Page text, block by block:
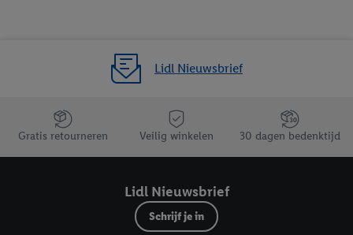
Lidl Nieuwsbrief
Jouw voordelen bij ons als Lidl webshop klant
Gratis retourneren Veilig winkelen 30 dagen bedenktijd
Lidl Nieuwsbrief
Schrijf je in